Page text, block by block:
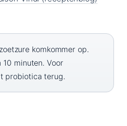
komkommer op.
minuten. Voor
probiotica terug.